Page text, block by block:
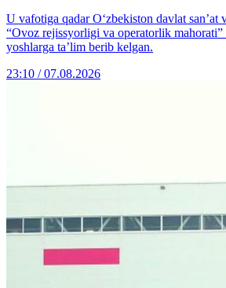
U vafotiga qadar O‘zbekiston davlat san’at
“Ovoz rejissyorligi va operatorlik mahorati”
yoshlarga ta’lim berib kelgan.
23:10 / 07.08.2026